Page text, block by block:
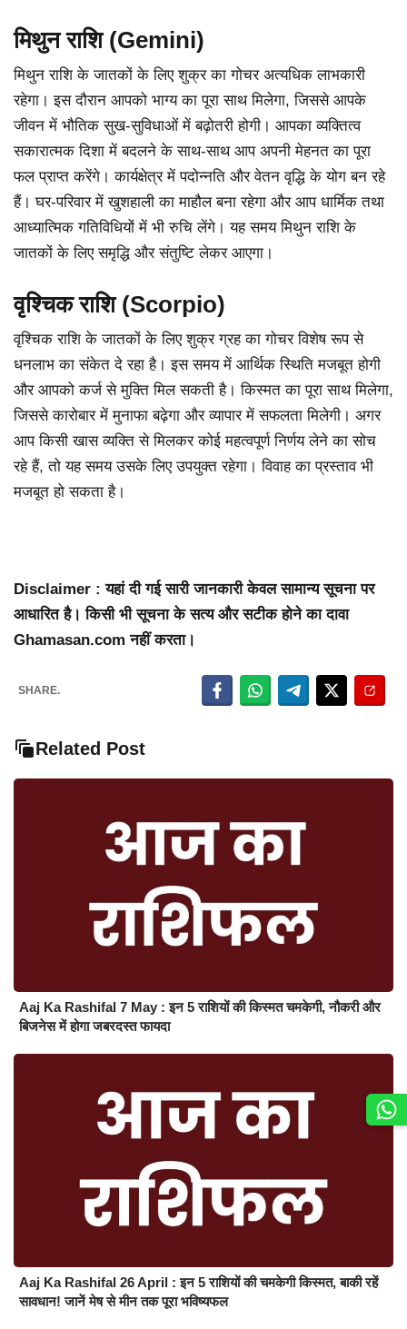
मिथुन राशि (Gemini)
मिथुन राशि के जातकों के लिए शुक्र का गोचर अत्यधिक लाभकारी
रहेगा। इस दौरान आपको भाग्य का पूरा साथ मिलेगा, जिससे आपके
जीवन में भौतिक सुख-सुविधाओं में बढ़ोतरी होगी। आपका व्यक्तित्व
सकारात्मक दिशा में बदलने के साथ-साथ आप अपनी मेहनत का पूरा
फल प्राप्त करेंगे। कार्यक्षेत्र में पदोन्नति और वेतन वृद्धि के योग बन रहे
हैं। घर-परिवार में खुशहाली का माहौल बना रहेगा और आप धार्मिक तथा
आध्यात्मिक गतिविधियों में भी रुचि लेंगे। यह समय मिथुन राशि के
जातकों के लिए समृद्धि और संतुष्टि लेकर आएगा।
वृश्चिक राशि (Scorpio)
वृश्चिक राशि के जातकों के लिए शुक्र ग्रह का गोचर विशेष रूप से
धनलाभ का संकेत दे रहा है। इस समय में आर्थिक स्थिति मजबूत होगी
और आपको कर्ज से मुक्ति मिल सकती है। किस्मत का पूरा साथ मिलेगा,
जिससे कारोबार में मुनाफा बढ़ेगा और व्यापार में सफलता मिलेगी। अगर
आप किसी खास व्यक्ति से मिलकर कोई महत्वपूर्ण निर्णय लेने का सोच
रहे हैं, तो यह समय उसके लिए उपयुक्त रहेगा। विवाह का प्रस्ताव भी
मजबूत हो सकता है।
Disclaimer : यहां दी गई सारी जानकारी केवल सामान्य सूचना पर
आधारित है। किसी भी सूचना के सत्य और सटीक होने का दावा
Ghamasan.com नहीं करता।
SHARE.
Related Post
Aaj Ka Rashifal 7 May : इन 5 राशियों की किस्मत चमकेगी, नौकरी और
बिजनेस में होगा जबरदस्त फायदा
Aaj Ka Rashifal 26 April : इन 5 राशियों की चमकेगी किस्मत, बाकी रहें
सावधान! जानें मेष से मीन तक पूरा भविष्यफल